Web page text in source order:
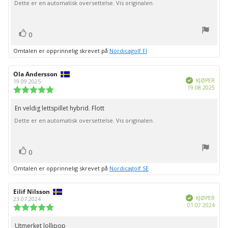
mulige
Dette er en automatisk oversettelse. Vis originalen.
Liker
0
Omtalen er opprinnelig skrevet på Nordicagolf FI
Forfatter:
Ola Andersson
19.09.2025
av
5
mulige
VerifisertKJØPER
19.08.2025
Omtaletekst:
En veldig lettspillet hybrid. Flott
Dette er en automatisk oversettelse. Vis originalen.
Liker
0
Omtalen er opprinnelig skrevet på Nordicagolf SE
Forfatter:
Eilif Nilsson
23.07.2024
av
VerifisertKJØPER
01.07.2024
Utmerket lollipop